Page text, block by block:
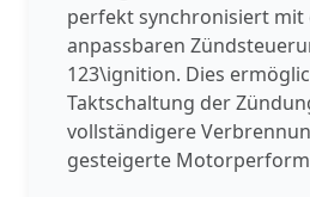
perfekt synchronisiert mit
anpassbaren
123\ignition. Dies
Taktschaltung der
vollständigere
gesteigerte